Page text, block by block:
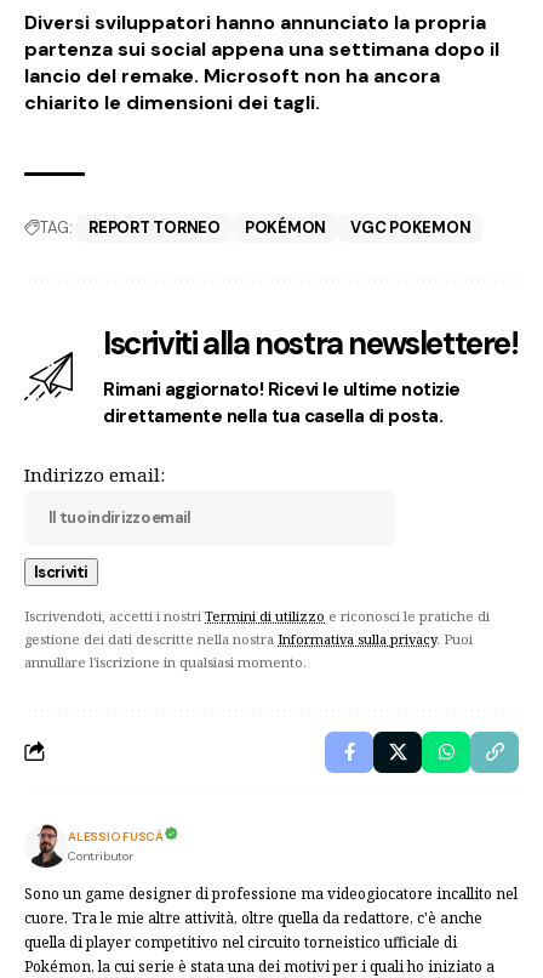
Diversi sviluppatori hanno annunciato la propria
partenza sui social appena una settimana dopo il
lancio del remake. Microsoft non ha ancora
chiarito le dimensioni dei tagli.
TAG: REPORT TORNEO POKÉMON VGC POKEMON
Iscriviti alla nostra newslettere!
Rimani aggiornato! Ricevi le ultime notizie
direttamente nella tua casella di posta.
Indirizzo email:
Iscrivendoti, accetti i nostri Termini di utilizzo e riconosci le pratiche di
gestione dei dati descritte nella nostra Informativa sulla privacy. Puoi
annullare l'iscrizione in qualsiasi momento.
ALESSIO FUSCÀ
Contributor
Sono un game designer di professione ma videogiocatore incallito nel
cuore. Tra le mie altre attività, oltre quella da redattore, c'è anche
quella di player competitivo nel circuito torneistico ufficiale di
Pokémon, la cui serie è stata una dei motivi per i quali ho iniziato a